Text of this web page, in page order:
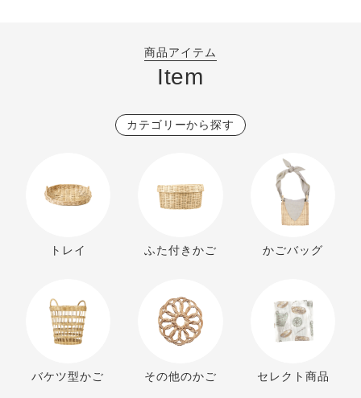
商品アイテム
Item
カテゴリーから探す
トレイ ふた付きかご かごバッグ
バケツ型かご その他のかご セレクト商品